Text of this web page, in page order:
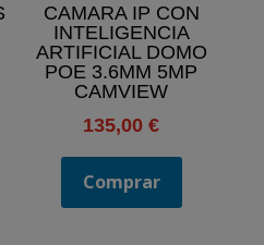
CAMARA IP CON
INTELIGENCIA
ARTIFICIAL DOMO
POE 3.6MM 5MP
CAMVIEW
135,00€
Comprar